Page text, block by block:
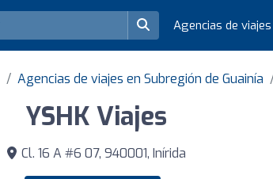
Agencias de viajes
Agencias de viajes en Subregión de Guainía
YSHK Viajes
Cl. 16 A #6 07, 940001, Inírida